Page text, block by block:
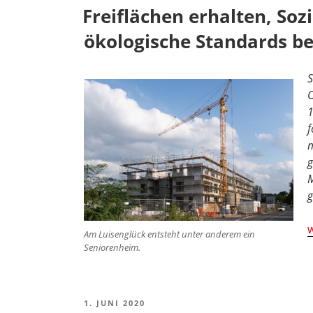
Freiflächen erhalten,
ökologische Standards
Am Luisenglück entsteht unter anderem ein
Seniorenheim.
VERÖFFENTLICHT
1. JUNI 2020